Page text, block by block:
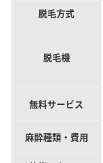
脱毛方式
脱毛機
無料サービス
麻酔種類・費用